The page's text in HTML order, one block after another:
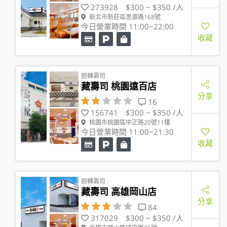
273928
$300 ~ $350 /人
新北市新莊區思源路168號
今日營業時間 11:00~22:00
收藏
迴轉壽司
藏壽司 桃園遠百店
16
156741
$300 ~ $350 /人
桃園市桃園區中正路20號11樓
今日營業時間 11:00~21:30
分享
收藏
迴轉壽司
藏壽司 高雄岡山店
84
317029
$300 ~ $350 /人
分享